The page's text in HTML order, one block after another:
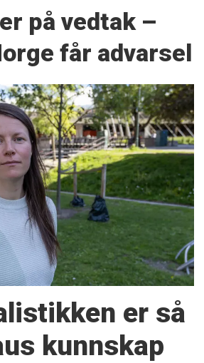
på vedtak –
får advarsel
er så
kunnskap